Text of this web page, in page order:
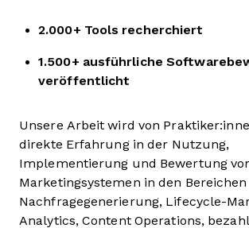
2.000+ Tools recherchiert
1.500+ ausführliche
veröffentlicht
Unsere Arbeit wird von
direkte Erfahrung in der Nutzung,
Implementierung und Bewertung
Marketingsystemen in den Bereichen
Nachfragegenerierung, Lifecycle-
Analytics, Content Operations,